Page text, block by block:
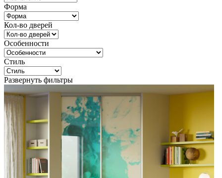
Форма
Кол-во дверей
Особенности
Стиль
Развернуть фильтры